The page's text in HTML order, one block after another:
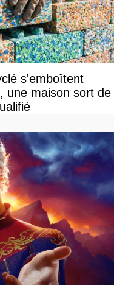
s'emboîtent
une maison sort de